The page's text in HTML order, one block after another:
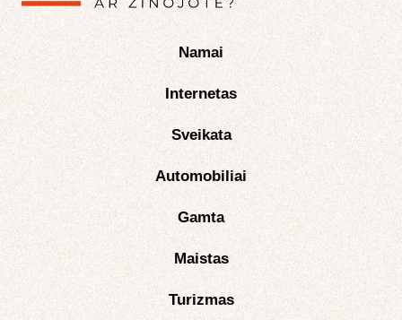
Namai
Internetas
Sveikata
Automobiliai
Gamta
Maistas
Turizmas